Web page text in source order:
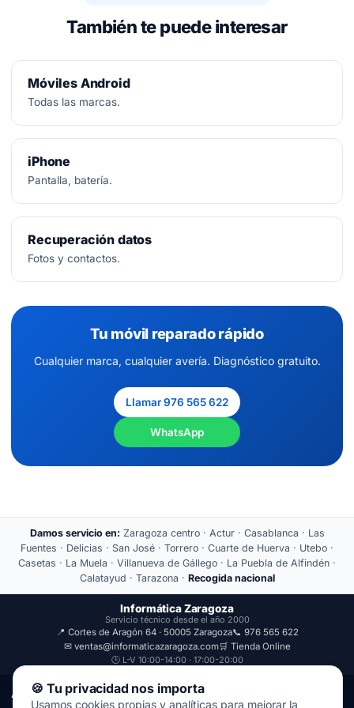
También te puede interesar
Móviles Android
Todas las marcas.
iPhone
Pantalla, batería.
Recuperación datos
Fotos y contactos.
Tu móvil reparado rápido
Cualquier marca, cualquier avería. Diagnóstico gratuito.
Llamar 976 565 622
WhatsApp
Damos servicio en: Zaragoza centro · Actur · Casablanca · Las
Fuentes · Delicias · San José · Torrero · Cuarte de Huerva · Utebo ·
Casetas · La Muela · Villanueva de Gállego · La Puebla de Alfindén ·
Calatayud · Tarazona · Recogida nacional
Informática Zaragoza
Servicio técnico desde el año 2000
📍 Cortes de Aragón 64 · 50005 Zaragoza📞 976 565 622
✉ ventas@informaticazaragoza.com🛒 Tienda Online
🕒 L-V 10:00-14:00 · 17:00-20:00
Aviso Legal
Política de Privacidad
🍪 Tu privacidad nos importa
Usamos cookies propias y analíticas para mejorar la